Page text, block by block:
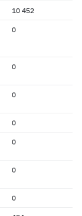
10 452
0
0
0
0
0
0
0